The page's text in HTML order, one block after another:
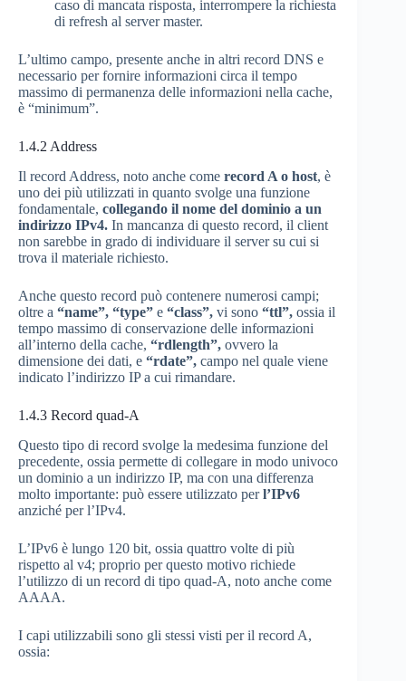
caso di mancata risposta, interrompere la richiesta
di refresh al server master.
L’ultimo campo, presente anche in altri record DNS e
necessario per fornire informazioni circa il tempo
massimo di permanenza delle informazioni nella cache,
è “minimum”.
1.4.2 Address
Il record Address, noto anche come record A o host, è
uno dei più utilizzati in quanto svolge una funzione
fondamentale, collegando il nome del dominio a un
indirizzo IPv4. In mancanza di questo record, il client
non sarebbe in grado di individuare il server su cui si
trova il materiale richiesto.
Anche questo record può contenere numerosi campi;
oltre a “name”, “type” e “class”, vi sono “ttl”, ossia il
tempo massimo di conservazione delle informazioni
all’interno della cache, “rdlength”, ovvero la
dimensione dei dati, e “rdate”, campo nel quale viene
indicato l’indirizzo IP a cui rimandare.
1.4.3 Record quad-A
Questo tipo di record svolge la medesima funzione del
precedente, ossia permette di collegare in modo univoco
un dominio a un indirizzo IP, ma con una differenza
molto importante: può essere utilizzato perl’IPv6
anziché per l’IPv4.
L’IPv6 è lungo 120 bit, ossia quattro volte di più
rispetto al v4; proprio per questo motivo richiede
l’utilizzo di un record di tipo quad-A, noto anche come
AAAA.
I capi utilizzabili sono gli stessi visti per il record A,
ossia: